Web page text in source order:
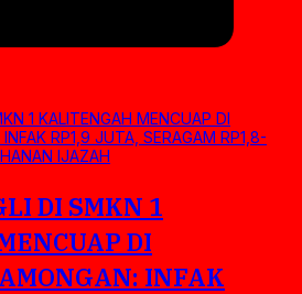
DI SMKN 1
DI
INFAK